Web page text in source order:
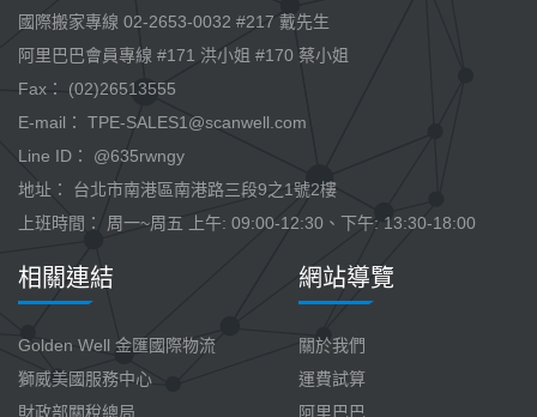
國際搬家專線 02-2653-0032 #217 戴先生
阿里巴巴會員專線 #171 洪小姐 #170 蔡小姐
Fax： (02)26513555
E-mail： TPE-SALES1@scanwell.com
Line ID： @635rwngy
地址： 台北市南港區南港路三段9之1號2樓
上班時間： 周一~周五 上午: 09:00-12:30、下午: 13:30-18:00
相關連結
Golden Well 金匯國際物流
獅威美國服務中心
財政部關稅總局
網站導覽
關於我們
運費試算
阿里巴巴